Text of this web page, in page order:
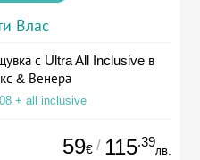
Влас
с Ultra All Inclusive в
& Венера
+ all inclusive
59€ / 115.39
лв.